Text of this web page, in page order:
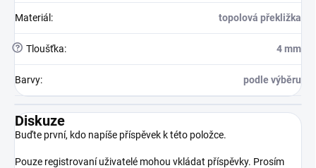
Materiál : topolová překližka
? Tloušťka: 4 mm
Barvy: podle výběru
Diskuze
Buďte první, kdo napíše příspěvek k této položce.
Pouze registrovaní uživatelé mohou vkládat příspěvky. Prosím